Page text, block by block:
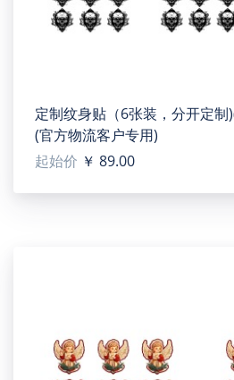
Switch Outlet Wall Plate（US05
【Type】PC
【Product description】This
is made of flame-retardant
smooth, easy-clean surface.
design suits any wall. Easy to
safe—offering reliable
use.
living rooms, bedrooms,
offices, hotels, and shops.
【Designer tip】To ensure
uploaded image size in pixels
Higher / 150dpi.
定制纹身贴（6张装，分开定制
(官方物流客户专用)
起始价 ￥ 89.00